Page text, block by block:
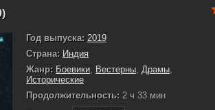
Год выпуска: 2019
Страна: Индия
Жанр: Боевики, Вестерны, Драмы,
Исторические
Продолжительность: 2 ч 33 мин